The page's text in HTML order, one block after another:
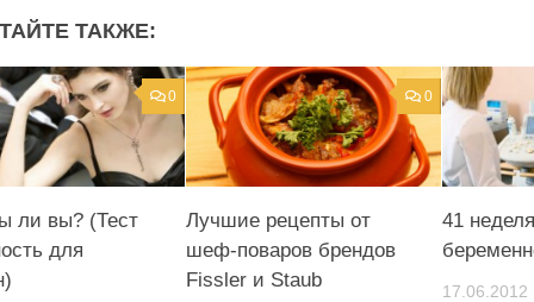
ТАКЖЕ:
0
ли вы? (Тест
для
0
Лучшие рецепты от
шеф-поваров брендов
Fissler и Staub
41 неделя
17.06.2012